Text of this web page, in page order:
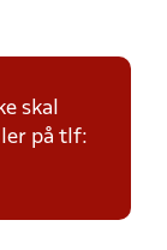
skal
på tlf: